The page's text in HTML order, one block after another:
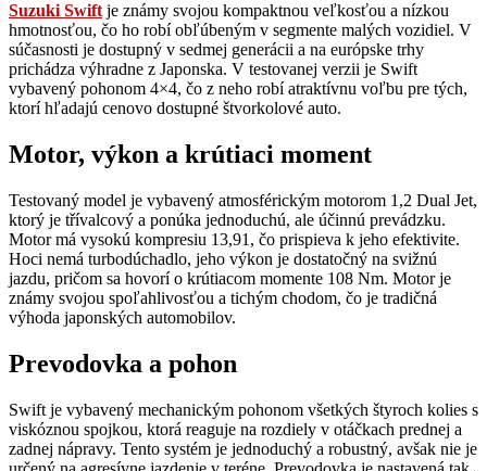
Suzuki Swift je známy svojou kompaktnou veľkosťou a nízkou
hmotnosťou, čo ho robí obľúbeným v segmente malých vozidiel. V
súčasnosti je dostupný v sedmej generácii a na európske trhy
prichádza výhradne z Japonska. V testovanej verzii je Swift
vybavený pohonom 4×4, čo z neho robí atraktívnu voľbu pre tých,
ktorí hľadajú cenovo dostupné štvorkolové auto.
Motor, výkon a krútiaci moment
Testovaný model je vybavený atmosférickým motorom 1,2 Dual Jet,
ktorý je třívalcový a ponúka jednoduchú, ale účinnú prevádzku.
Motor má vysokú kompresiu 13,91, čo prispieva k jeho efektivite.
Hoci nemá turbodúchadlo, jeho výkon je dostatočný na svižnú
jazdu, pričom sa hovorí o krútiacom momente 108 Nm. Motor je
známy svojou spoľahlivosťou a tichým chodom, čo je tradičná
výhoda japonských automobilov.
Prevodovka a pohon
Swift je vybavený mechanickým pohonom všetkých štyroch kolies s
viskóznou spojkou, ktorá reaguje na rozdiely v otáčkach prednej a
zadnej nápravy. Tento systém je jednoduchý a robustný, avšak nie je